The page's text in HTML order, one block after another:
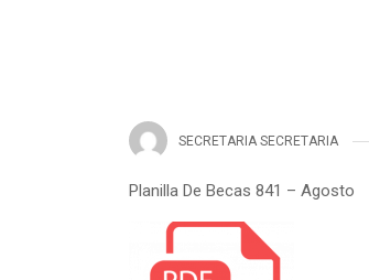
SECRETARIA SECRETARIA
Planilla De Becas 841 – Agosto